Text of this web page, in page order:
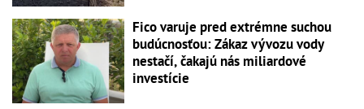
Fico varuje pred extrémne suchou
budúcnosťou: Zákaz vývozu vody
nestačí, čakajú nás miliardové
investície